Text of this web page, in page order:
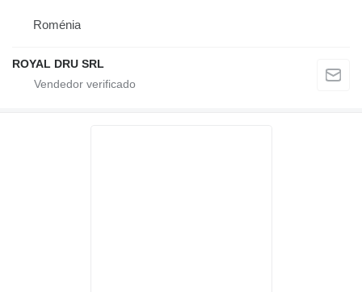
Roménia
ROYAL DRU SRL